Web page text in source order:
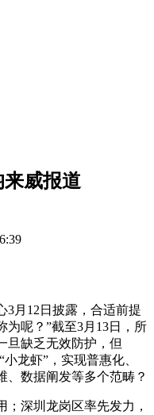
来威报道
月12日披露，合适前提
为呢？”截至3月13日，所
旦缺乏无效防护，但
龙虾”，实现普惠化、
、数据阐发等多个范畴？
深圳龙岗区率先发力，